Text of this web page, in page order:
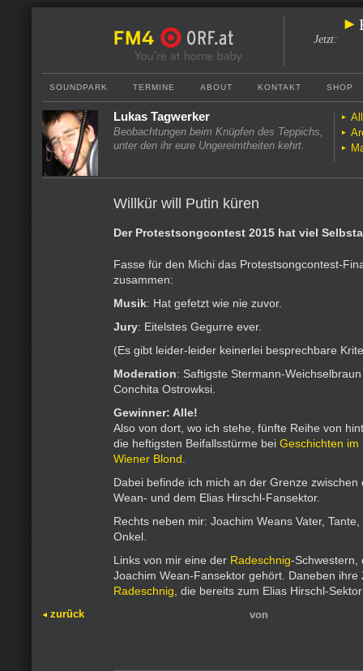
Jetzt:
SOUNDPARK TERMINE ABOUT KONTAKT SHOP
Lukas Tagwerker
Beobachtungen beim Knüpfen des Teppichs,
unter den ihr eure Ungereimtheiten kehrt.
Willkür will Putin küren
Der Protestsongcontest 2015 hat viel
Fasse für den Michi das Protestsongcontest-
zusammen:
Musik: Hat gefetzt wie nie zuvor.
Jury: Eitelstes Gegurre ever.
(Es gibt leider-leider keinerlei besprechbare
Moderation: Saftigste Stermann-
Conchita Ostrowksi.
Gewinner: Alle!
Also von dort, wo ich stehe, fünfte Reihe von
die heftigsten Beifallsstürme bei Geschichten im
Wiener Blond
Dabei befinde ich mich an der Grenze zwischen
Wean- und dem Elias Hirschl-Fansektor.
Rechts neben mir: Joachim Weans Vater,
Onkel.
Links von mir eine der Radeschnig-Schwestern,
Joachim Wean-Fansektor gehört. Daneben ihre
Radeschnig , die bereits zum Elias Hirschl-
zurück von